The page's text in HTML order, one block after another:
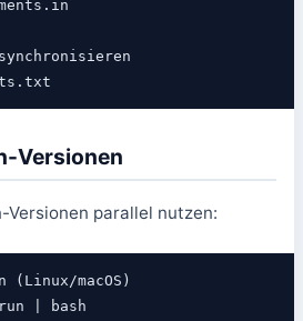
Versionen
Versionen parallel nutzen:
macOS)
| bash